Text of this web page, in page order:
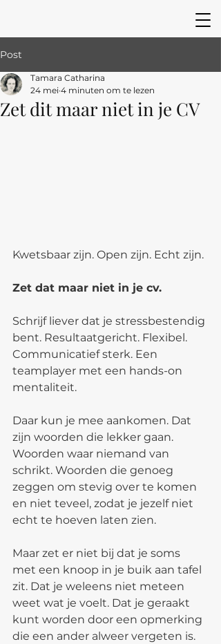
Post
Zet dit maar niet in je CV
Tamara Catharina
24 mei 4 minuten om te lezen
Kwetsbaar zijn. Open zijn. Echt zijn.
Zet dat maar niet in je cv.
Schrijf liever dat je stressbestendig
bent. Resultaatgericht. Flexibel.
Communicatief sterk. Een
teamplayer met een hands-on
mentaliteit.
Daar kun je mee aankomen. Dat
zijn woorden die lekker gaan.
Woorden waar niemand van
schrikt. Woorden die genoeg
zeggen om stevig over te komen
en niet teveel, zodat je jezelf niet
echt te hoeven laten zien.
Maar zet er niet bij dat je soms
met een knoop in je buik aan tafel
zit. Dat je weleens niet meteen
weet wat je voelt. Dat je geraakt
kunt worden door een opmerking
die een ander alweer vergeten is.